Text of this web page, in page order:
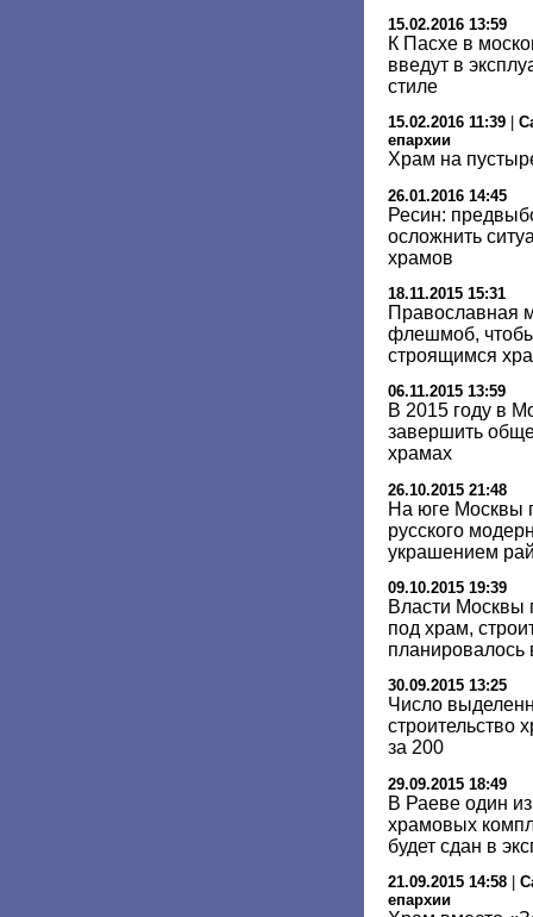
15.02.2016 13:59
К Пасхе в
введут в
стиле
15.02.2016 11:39
епархии
Храм на
26.01.2016 14:45
Ресин:
осложнить
храмов
18.11.2015 15:31
Православная
флешмоб,
строящимся
06.11.2015 13:59
В 2015 году в
завершить
храмах
26.10.2015 21:48
На юге Москвы
русского
украшением
09.10.2015 19:39
Власти Москвы
под храм,
планировалось
30.09.2015 13:25
Число
строительство
за 200
29.09.2015 18:49
В Раеве один
храмовых
будет сдан в
21.09.2015 14:58
епархии